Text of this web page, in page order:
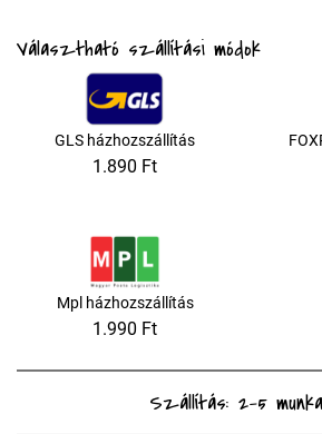
Választható szállítási módok
GLS házhozszállítás
1.890 Ft
Mpl házhozszállítás
1.990 Ft
Szállítás: 2-5